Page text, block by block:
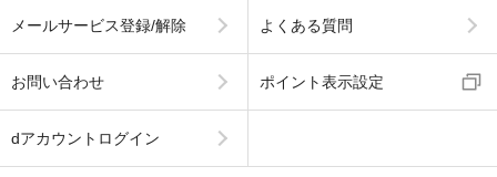
メールサービス登録/解除 よくある質問
お問い合わせ ポイント表示設定
dアカウントログイン